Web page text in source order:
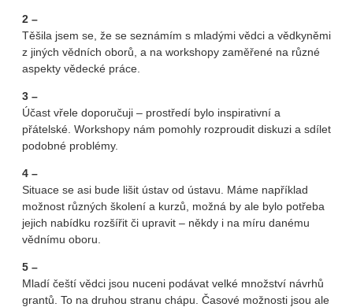
2 –
Těšila jsem se, že se seznámím s mladými vědci a vědkyněmi
z jiných vědních oborů, a na workshopy zaměřené na různé
aspekty vědecké práce.
3 –
Účast vřele doporučuji – prostředí bylo inspirativní a
přátelské. Workshopy nám pomohly rozproudit diskuzi a sdílet
podobné problémy.
4 –
Situace se asi bude lišit ústav od ústavu. Máme například
možnost různých školení a kurzů, možná by ale bylo potřeba
jejich nabídku rozšířit či upravit – někdy i na míru danému
vědnímu oboru.
5 –
Mladí čeští vědci jsou nuceni podávat velké množství návrhů
grantů. To na druhou stranu chápu. Časové možnosti jsou ale